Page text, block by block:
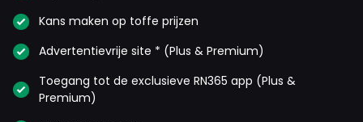
Kans maken op toffe prijzen
Advertentievrije site * (Plus & Premium)
Toegang tot de exclusieve RN365 app (Plus &
Premium)